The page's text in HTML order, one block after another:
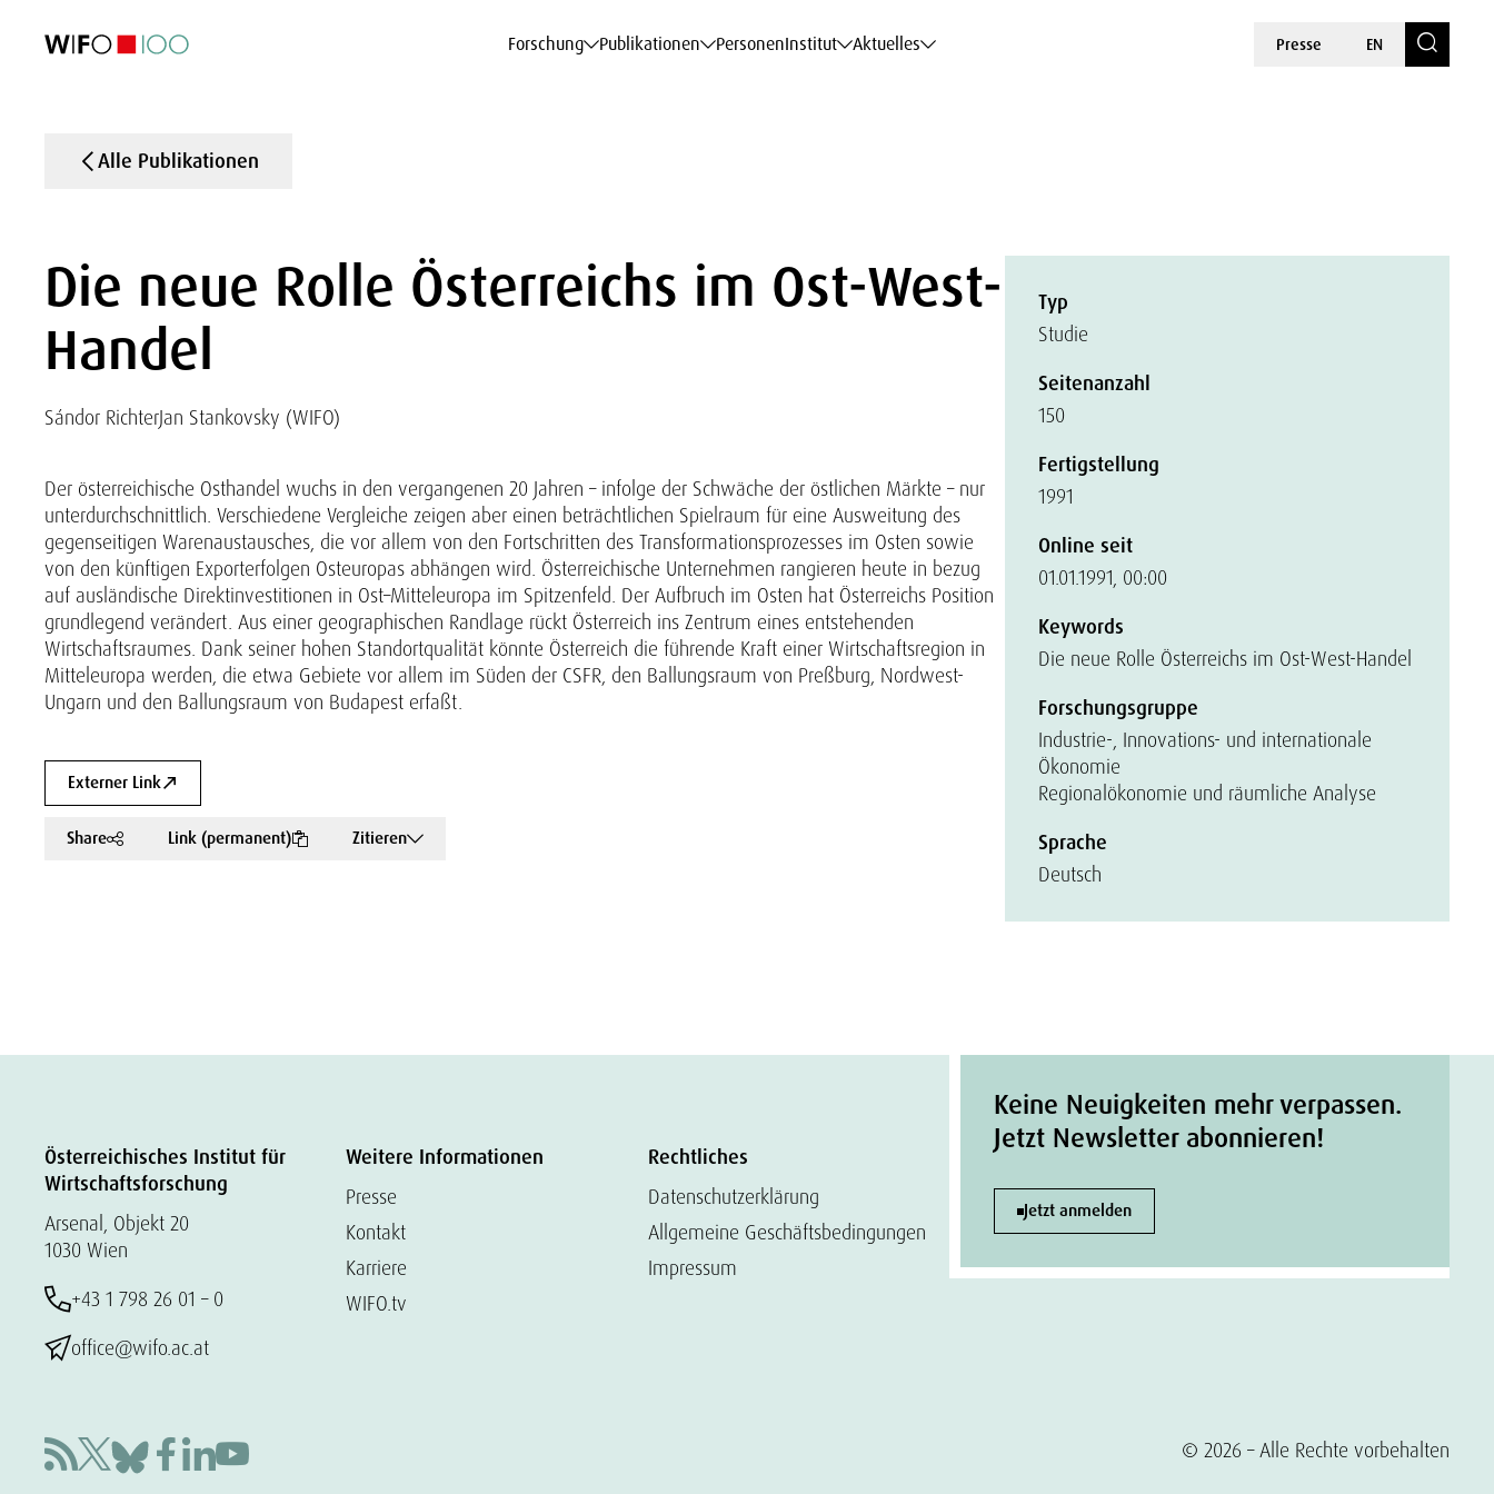
Forschung Publikationen PersonenInstitut Aktuelles Presse EN
Alle Publikationen
Die neue Rolle Österreichs im Ost-West-
Handel
Sándor RichterJan Stankovsky (WIFO)
Der österreichische Osthandel wuchs in den vergangenen 20 Jahren – infolge der Schwäche der östlichen Märkte – nur
unterdurchschnittlich. Verschiedene Vergleiche zeigen aber einen beträchtlichen Spielraum für eine Ausweitung des
gegenseitigen Warenaustausches, die vor allem von den Fortschritten des Transformationsprozesses im Osten sowie
von den künftigen Exporterfolgen Osteuropas abhängen wird. Österreichische Unternehmen rangieren heute in bezug
auf ausländische Direktinvestitionen in Ost–Mitteleuropa im Spitzenfeld. Der Aufbruch im Osten hat Österreichs Position
grundlegend verändert. Aus einer geographischen Randlage rückt Österreich ins Zentrum eines entstehenden
Wirtschaftsraumes. Dank seiner hohen Standortqualität könnte Österreich die führende Kraft einer Wirtschaftsregion in
Mitteleuropa werden, die etwa Gebiete vor allem im Süden der CSFR, den Ballungsraum von Preßburg, Nordwest-
Ungarn und den Ballungsraum von Budapest erfaßt.
Externer Link
Share Link (permanent) Zitieren
Typ
Studie
Seitenanzahl
150
Fertigstellung
1991
Online seit
01.01.1991, 00:00
Keywords
Die neue Rolle Österreichs im Ost-West-Handel
Forschungsgruppe
Industrie-, Innovations- und internationale
Ökonomie
Regionalökonomie und räumliche Analyse
Sprache
Deutsch
Österreichisches Institut für
Wirtschaftsforschung
Arsenal, Objekt 20
1030 Wien
+43 1 798 26 01 – 0
office@wifo.ac.at
Weitere Informationen
Presse
Kontakt
Karriere
WIFO.tv
Rechtliches
Datenschutzerklärung
Allgemeine Geschäftsbedingungen
Impressum
Keine Neuigkeiten mehr verpassen.
Jetzt Newsletter abonnieren!
Jetzt anmelden
© 2026 – Alle Rechte vorbehalten